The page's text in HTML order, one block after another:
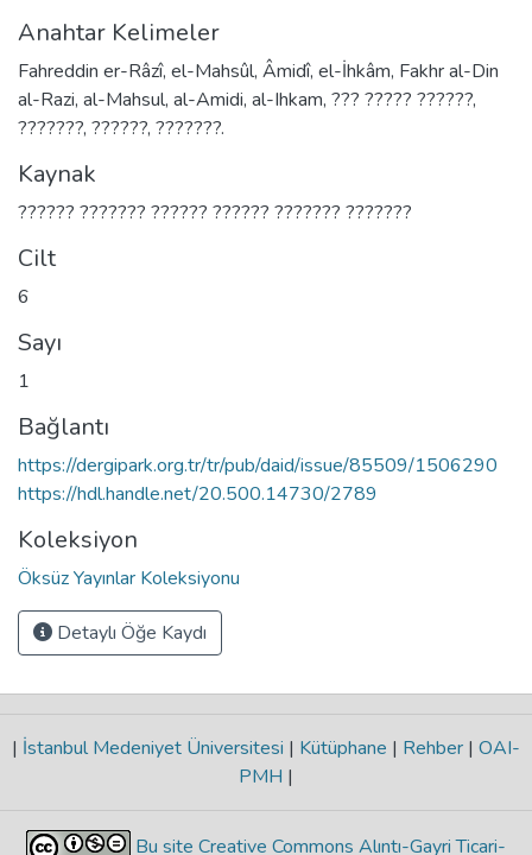
Anahtar Kelimeler
Fahreddin er-Râzî, el-Mahsûl, Âmidî, el-İhkâm, Fakhr al-Din
al-Razi, al-Mahsul, al-Amidi, al-Ihkam, ??? ????? ??????,
???????, ??????, ???????.
Kaynak
?????? ??????? ?????? ?????? ??????? ???????
Cilt
6
Sayı
1
Bağlantı
https://dergipark.org.tr/tr/pub/daid/issue/85509/1506290
https://hdl.handle.net/20.500.14730/2789
Koleksiyon
Öksüz Yayınlar Koleksiyonu
Detaylı Öğe Kaydı
| İstanbul Medeniyet Üniversitesi | Kütüphane | Rehber | OAI-
PMH |
Bu site Creative Commons Alıntı-Gayri Ticari-